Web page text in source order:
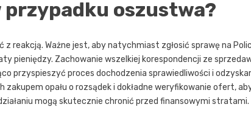
oszustwa?
z reakcją. Ważne jest, aby natychmiast zgłosić sprawę na
pieniędzy. Zachowanie wszelkiej korespondencji ze
przyspieszyć proces dochodzenia sprawiedliwości i
opału o rozsądek i dokładne weryfikowanie ofert,
mogą skutecznie chronić przed finansowymi stratami.